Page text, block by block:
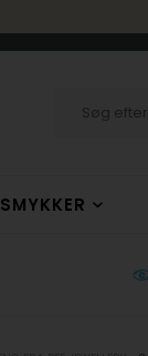
SMYKKER